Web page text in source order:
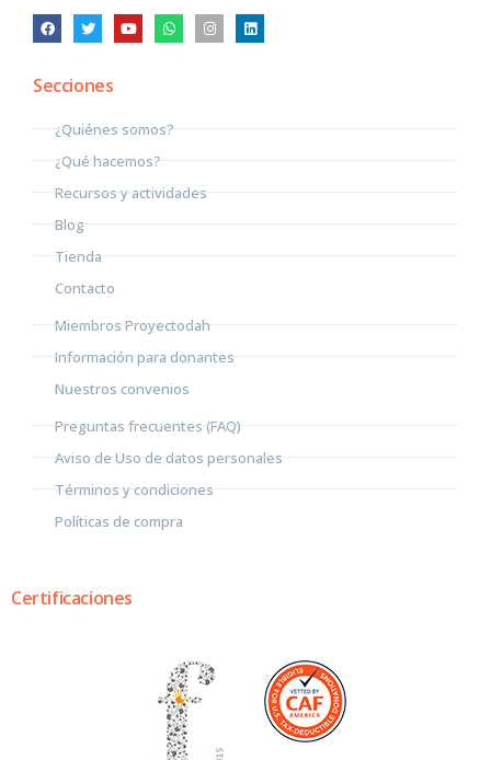
Secciones
¿Quiénes somos?
¿Qué hacemos?
Recursos y actividades
Blog
Tienda
Contacto
Miembros Proyectodah
Información para donantes
Nuestros convenios
Preguntas frecuentes (FAQ)
Aviso de Uso de datos personales
Términos y condiciones
Políticas de compra
Certificaciones